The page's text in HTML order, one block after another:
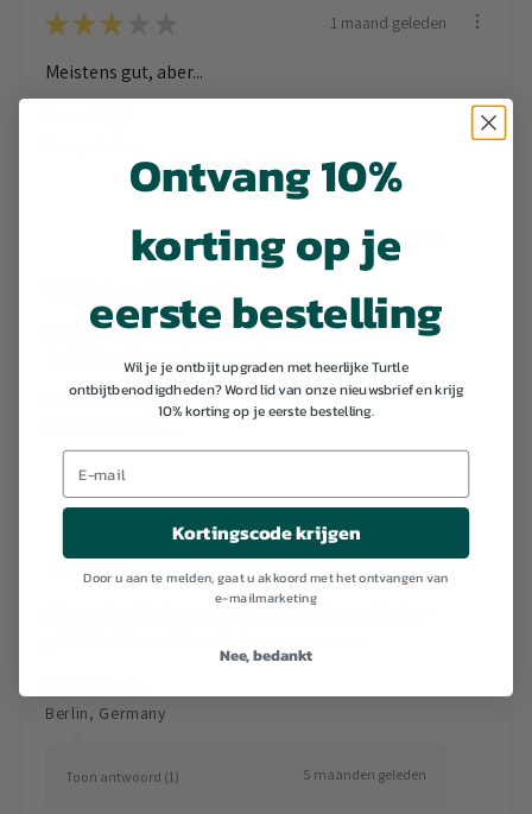
★★★ 1 maand geleden
Meistens gut, aber...
★★ 3 maanden geleden
Zum mischen perfekt! Klare Weiterempfehlung.
Rebecca S.
★ ★
Exzellent!
Schmeckt richtig gut auch wenn es kaum Zucker
Berlin, Germany
Toon antwoord (1) 5 maanden geleden
Ontvang 10%
korting op je
eerste bestelling
Wil je je ontbijt upgraden met heerlijke Turtle
ontbijtbenodigdheden? Word lid van onze nieuwsbrief en krijg
10% korting op je eerste bestelling.
Kortingscode krijgen
Door u aan te melden, gaat u akkoord met het ontvangen van
e-mailmarketing
Nee, bedankt